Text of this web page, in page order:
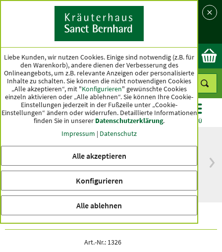
Land
Ok
KATEGORIEN ANGEBOTE TOPSELLER MENÜ
versandkostenfrei
innerhalb Deutschlands
Spitzenqualität seit
Nachtkerzenöl-Creme
Art.-Nr.: 1326
Liebe Kunden, wir nutzen Cookies. Einige sind notwendig (z.B. für
den Warenkorb), andere dienen der Verbesserung des
Onlineangebots, um z.B. relevante Anzeigen oder personalisierte
Inhalte zu schalten. Sie können die nicht notwendigen Cookies
„Alle akzeptieren“, mit "Konfigurieren" gewünschte Cookies
einzeln aktivieren oder „Alle ablehnen“. Sie können Ihre Cookie-
Einstellungen jederzeit in der Fußzeile unter „Cookie-
Einstellungen“ ändern oder widerrufen. Detaillierte Informationen
finden Sie in unserer Datenschutzerklärung.
Impressum | Datenschutz
Alle akzeptieren
Konfigurieren
Alle ablehnen